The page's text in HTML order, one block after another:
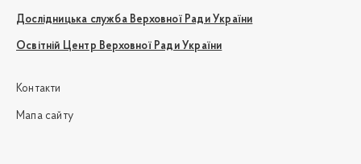
Дослідницька служба Верховної Ради України
Освітній Центр Верховної Ради України
Контакти
Мапа сайту